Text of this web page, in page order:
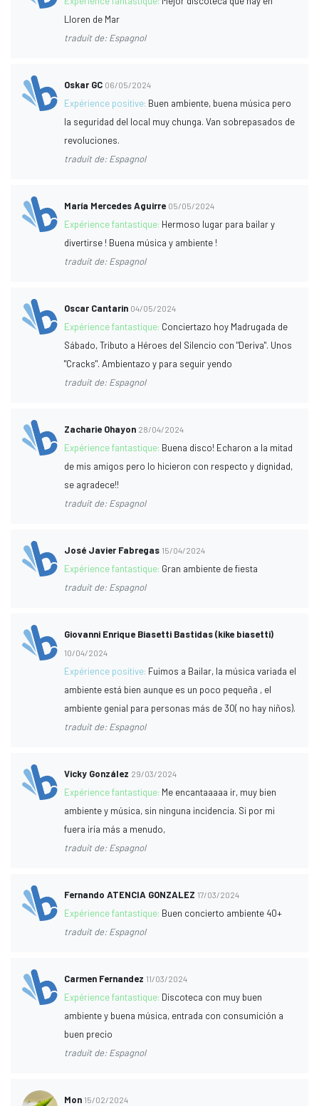
Lloren de Mar
traduit de: Espagnol
Oskar GC 06/05/2024
Expérience positive: Buen ambiente, buena música pero
la seguridad del local muy chunga. Van sobrepasados de
revoluciones.
traduit de: Espagnol
María Mercedes Aguirre 05/05/2024
Expérience fantastique: Hermoso lugar para bailar y
divertirse ! Buena música y ambiente !
traduit de: Espagnol
Oscar Cantarin 04/05/2024
Expérience fantastique: Conciertazo hoy Madrugada de
Sábado, Tributo a Héroes del Silencio con "Deriva". Unos
"Cracks". Ambientazo y para seguir yendo
traduit de: Espagnol
Zacharie Ohayon 28/04/2024
Expérience fantastique: Buena disco! Echaron a la mitad
de mis amigos pero lo hicieron con respecto y dignidad,
se agradece!!
traduit de: Espagnol
José Javier Fabregas 15/04/2024
Expérience fantastique: Gran ambiente de fiesta
traduit de: Espagnol
Giovanni Enrique Biasetti Bastidas (kike biasetti)
10/04/2024
Expérience positive: Fuimos a Bailar, la música variada el
ambiente está bien aunque es un poco pequeña , el
ambiente genial para personas más de 30( no hay niños).
traduit de: Espagnol
Vicky González 29/03/2024
Expérience fantastique: Me encantaaaaa ir, muy bien
ambiente y música, sin ninguna incidencia. Si por mi
fuera iría más a menudo,
traduit de: Espagnol
Fernando ATENCIA GONZALEZ 17/03/2024
Expérience fantastique: Buen concierto ambiente 40+
traduit de: Espagnol
Carmen Fernandez 11/03/2024
Expérience fantastique: Discoteca con muy buen
ambiente y buena música, entrada con consumición a
buen precio
traduit de: Espagnol
Mon 15/02/2024